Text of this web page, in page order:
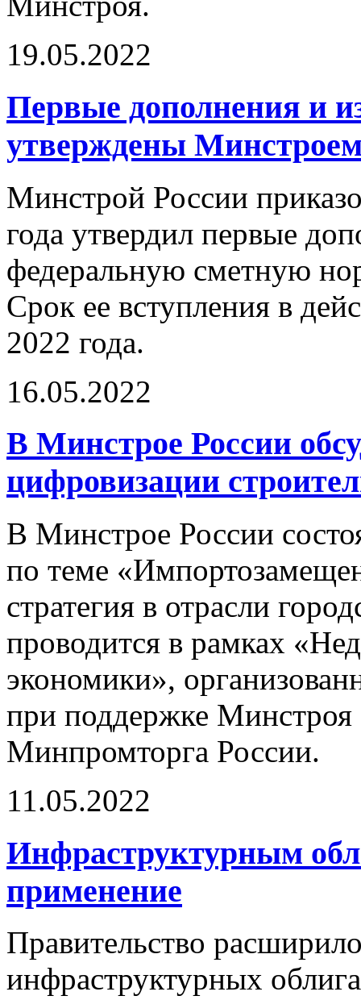
19.05.2022
Первые дополнения и
утверждены
Минстрой России
года утвердил первые
федеральную сметную
Срок ее вступления в
2022 года.
16.05.2022
В Минстрое России
цифровизации
В Минстрое России
по теме
стратегия в отрасли
проводится в рамках
экономики»,
при поддержке
Минпромторга России.
11.05.2022
Инфраструктурным
применение
Правительство
инфраструктурных